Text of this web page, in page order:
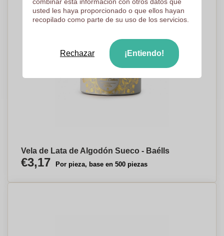
Vela de Lata de Algodón Sueco - Baélls
€3,17 Por pieza, base en 500 piezas
usted les haya proporcionado o que ellos hayan
recopilado como parte de su uso de los servicios.
Rechazar ¡Entiendo!